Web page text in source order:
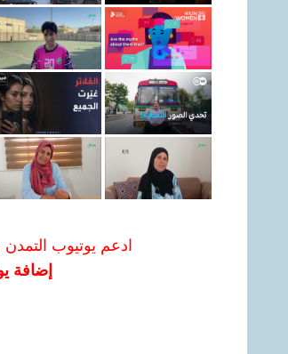
ادعم يوتيوب التمدن
إضافة